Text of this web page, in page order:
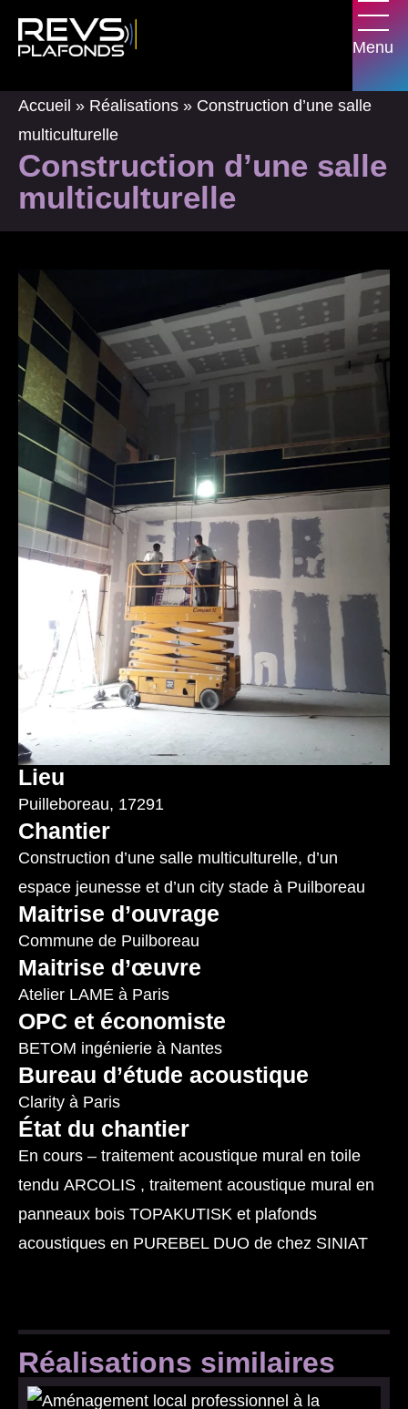
Menu
Accueil » Réalisations » Construction d’une salle
multiculturelle
Construction d’une salle
multiculturelle
Lieu
Puilleboreau, 17291
Chantier
Construction d’une salle multiculturelle, d’un
espace jeunesse et d’un city stade à Puilboreau
Maitrise d’ouvrage
Commune de Puilboreau
Maitrise d’œuvre
Atelier LAME à Paris
OPC et économiste
BETOM ingénierie à Nantes
Bureau d’étude acoustique
Clarity à Paris
État du chantier
En cours – traitement acoustique mural en toile
tendu ARCOLIS , traitement acoustique mural en
panneaux bois TOPAKUTISK et plafonds
acoustiques en PUREBEL DUO de chez SINIAT
Réalisations similaires
Panneau de gestion des cookies